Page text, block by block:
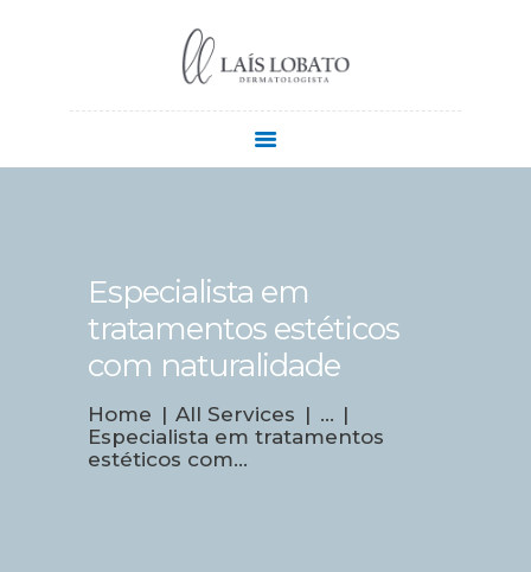
Especialista em
tratamentos estéticos
com naturalidade
Home All Services
...
Especialista em tratamentos
estéticos com...
QUEM SOU
COMO CHEGAR